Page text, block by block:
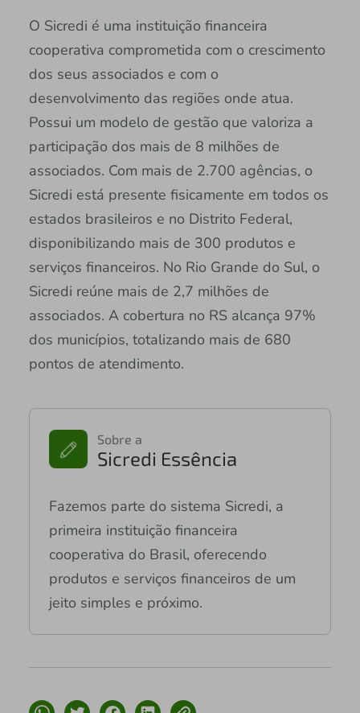
O Sicredi é uma instituição financeira
cooperativa comprometida com o crescimento
dos seus associados e com o
desenvolvimento das regiões onde atua.
Possui um modelo de gestão que valoriza a
participação dos mais de 8 milhões de
associados. Com mais de 2.700 agências, o
Sicredi está presente fisicamente em todos os
estados brasileiros e no Distrito Federal,
disponibilizando mais de 300 produtos e
serviços financeiros. No Rio Grande do Sul, o
Sicredi reúne mais de 2,7 milhões de
associados. A cobertura no RS alcança 97%
dos municípios, totalizando mais de 680
pontos de atendimento.
Sobre a
Sicredi Essência
Fazemos parte do sistema Sicredi, a
primeira instituição financeira
cooperativa do Brasil, oferecendo
produtos e serviços financeiros de um
jeito simples e próximo.